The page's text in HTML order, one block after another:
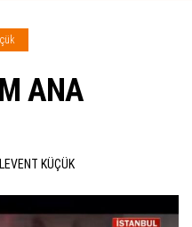
ANA
LEVENT KÜÇÜK